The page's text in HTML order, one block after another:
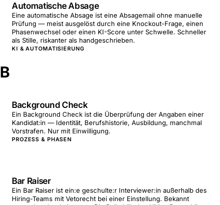
Automatische Absage
Eine automatische Absage ist eine Absagemail ohne manuelle
Prüfung — meist ausgelöst durch eine Knockout-Frage, einen
Phasenwechsel oder einen KI-Score unter Schwelle. Schneller
als Stille, riskanter als handgeschrieben.
KI & AUTOMATISIERUNG
B
Background Check
Ein Background Check ist die Überprüfung der Angaben einer
Kandidat:in — Identität, Berufshistorie, Ausbildung, manchmal
Vorstrafen. Nur mit Einwilligung.
PROZESS & PHASEN
Bar Raiser
Ein Bar Raiser ist ein:e geschulte:r Interviewer:in außerhalb des
Hiring-Teams mit Vetorecht bei einer Einstellung. Bekannt